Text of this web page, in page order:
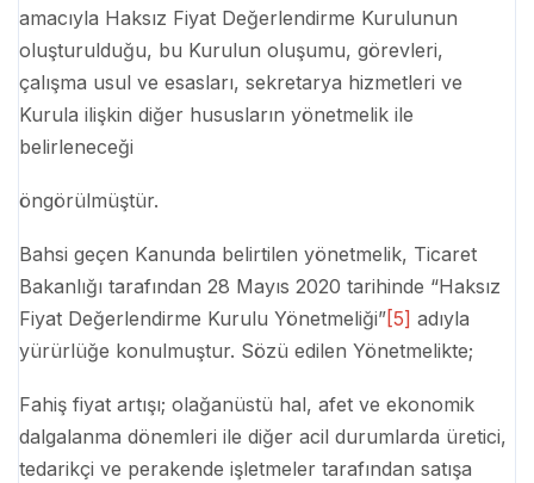
amacıyla Haksız Fiyat Değerlendirme Kurulunun
oluşturulduğu, bu Kurulun oluşumu, görevleri,
çalışma usul ve esasları, sekretarya hizmetleri ve
Kurula ilişkin diğer hususların yönetmelik ile
belirleneceği
öngörülmüştür.
Bahsi geçen Kanunda belirtilen yönetmelik, Ticaret
Bakanlığı tarafından 28 Mayıs 2020 tarihinde “Haksız
Fiyat Değerlendirme Kurulu Yönetmeliği”[5] adıyla
yürürlüğe konulmuştur. Sözü edilen Yönetmelikte;
Fahiş fiyat artışı; olağanüstü hal, afet ve ekonomik
dalgalanma dönemleri ile diğer acil durumlarda üretici,
tedarikçi ve perakende işletmeler tarafından satışa